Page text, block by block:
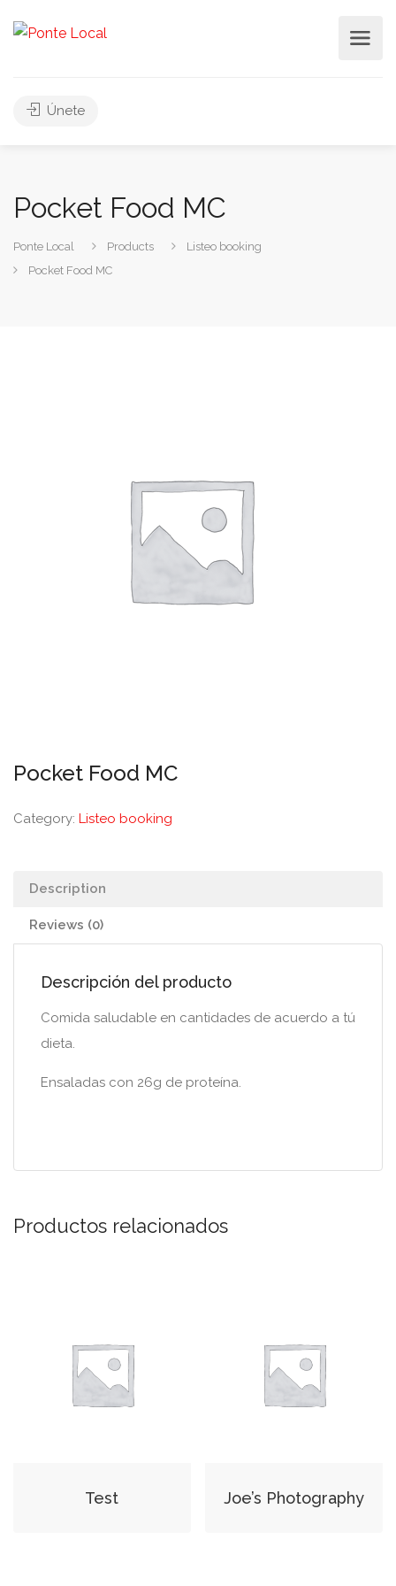
Únete
Pocket Food MC
Ponte Local Products
Listeo booking
Pocket Food MC
Pocket Food MC
Category: Listeo booking
Description
Reviews (0)
Descripción del producto
Comida saludable en cantidades de acuerdo a tú
dieta.
Ensaladas con 26g de proteína.
Productos relacionados
Test Joe’s Photography